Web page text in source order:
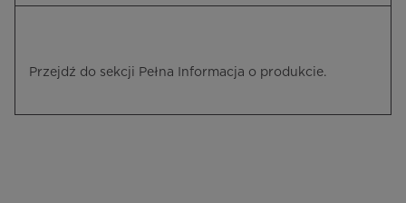
Przejdź do sekcji Pełna Informacja o produkcie.